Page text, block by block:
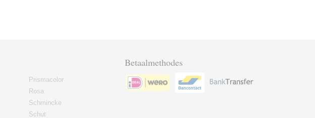
Prismacolor
Rosa
Schmincke
Schut
Betaalmethodes